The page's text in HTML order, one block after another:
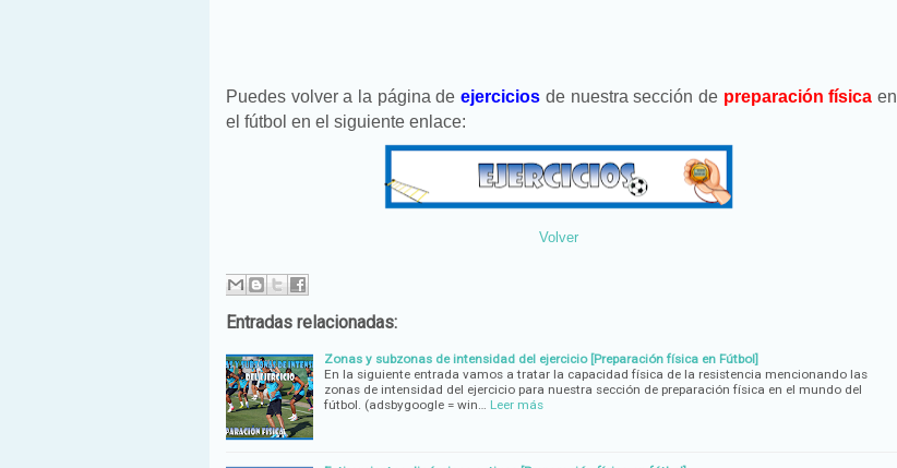
Puedes volver a la página deejercicios de nuestra sección de preparación física en
el fútbol en el siguiente enlace:
Volver
Entradas relacionadas:
Zonas y subzonas de intensidad del ejercicio [Preparación física en Fútbol]
En la siguiente entrada vamos a tratar la capacidad física de la resistencia mencionando las
zonas de intensidad del ejercicio para nuestra sección de preparación física en el mundo del
fútbol. (adsbygoogle = win…
Leer más